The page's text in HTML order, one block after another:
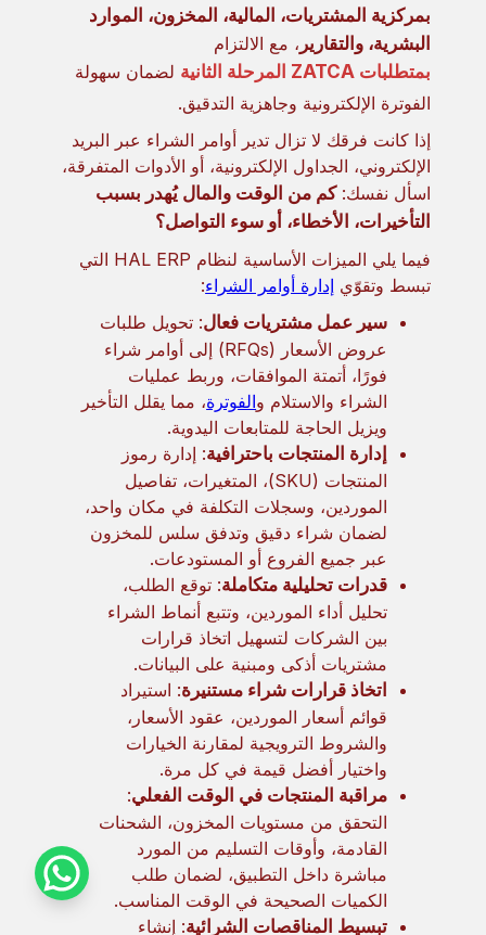
بمركزية المشتريات، المالية، المخزون، الموارد
البشرية، والتقارير ، مع الالتزام
بمتطلبات ZATCA المرحلة الثانية
لضمان سهولة
الفوترة الإلكترونية وجاهزية التدقيق.
إذا كانت فرقك لا تزال تدير أوامر الشراء عبر البريد
الإلكتروني، الجداول الإلكترونية، أو الأدوات المتفرقة،
اسأل نفسك:كم من الوقت والمال يُهدر بسبب
التأخيرات، الأخطاء، أو سوء التواصل؟
فيما يلي الميزات الأساسية لنظام HAL ERP التي
تبسط وتقوّي إدارة أوامر الشراء:
سير عمل مشتريات فعال: تحويل طلبات
عروض الأسعار (RFQs) إلى أوامر شراء
فورًا، أتمتة الموافقات، وربط عمليات
الشراء والاستلام والفوترة، مما يقلل التأخير
ويزيل الحاجة للمتابعات اليدوية.
إدارة المنتجات باحترافية: إدارة رموز
المنتجات (SKU)، المتغيرات، تفاصيل
الموردين، وسجلات التكلفة في مكان واحد،
لضمان شراء دقيق وتدفق سلس للمخزون
عبر جميع الفروع أو المستودعات.
قدرات تحليلية متكاملة: توقع الطلب،
تحليل أداء الموردين، وتتبع أنماط الشراء
بين الشركات لتسهيل اتخاذ قرارات
مشتريات أذكى ومبنية على البيانات.
اتخاذ قرارات شراء مستنيرة: استيراد
قوائم أسعار الموردين، عقود الأسعار،
والشروط الترويجية لمقارنة الخيارات
واختيار أفضل قيمة في كل مرة.
مراقبة المنتجات في الوقت الفعلي:
التحقق من مستويات المخزون، الشحنات
القادمة، وأوقات التسليم من المورد
مباشرة داخل التطبيق، لضمان طلب
الكميات الصحيحة في الوقت المناسب.
تبسيط المناقصات الشرائية: إنشاء